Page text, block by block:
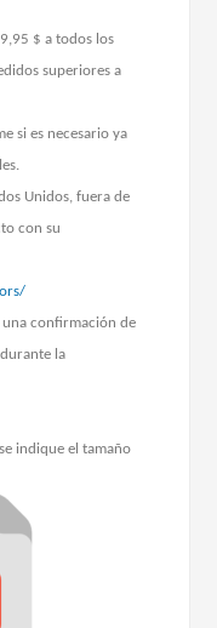
$ a todos los
superiores a
si es necesario ya
Unidos, fuera de
con su
confirmación de
la
indique el tamaño